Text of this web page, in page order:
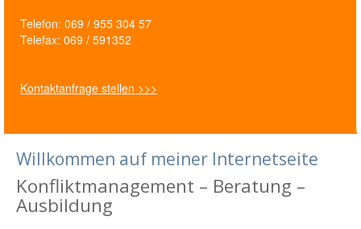
Telefon: 069 / 955 304 57
Telefax: 069 / 591352
Kontaktanfrage stellen >>>
Willkommen auf meiner Internetseite
Konfliktmanagement – Beratung –
Ausbildung